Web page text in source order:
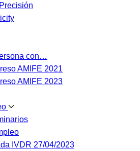
con…
AMIFE 2021
AMIFE 2023
IVDR 27/04/2023